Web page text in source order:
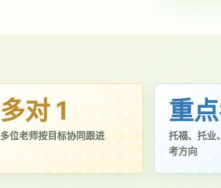
多对 1
多位老师按目标协同跟进
重
托福、托业
考方向